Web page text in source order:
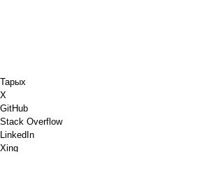
Тарых
X
GitHub
Stack Overflow
LinkedIn
Xing